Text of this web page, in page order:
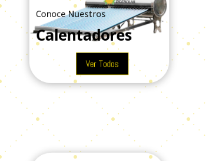
Conoce Nuestros
Calentadores
Ver Todos